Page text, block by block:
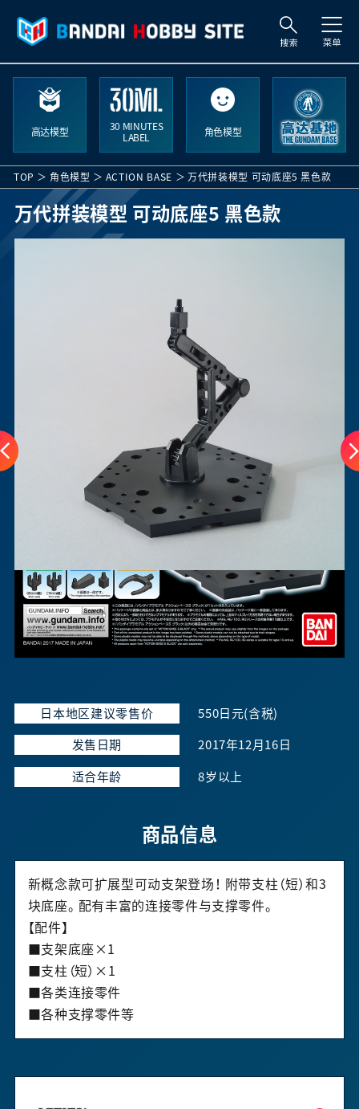
高达模型
30 MINUTES
LABEL
角色模型
TOP 角色模型 ACTION BASE 万代拼装模型 可动底座5 黑色款
万代拼装模型 可动底座5 黑色款
日本地区建议零售价 550日元(含税)
发售日期 2017年12月16日
适合年龄 8岁以上
商品信息
新概念款可扩展型可动支架登场！ 附带支柱（短）和3
块底座。 配有丰富的连接零件与支撑零件。
【配件】
■支架底座×1
■支柱（短）×1
■各类连接零件
■各种支撑零件等